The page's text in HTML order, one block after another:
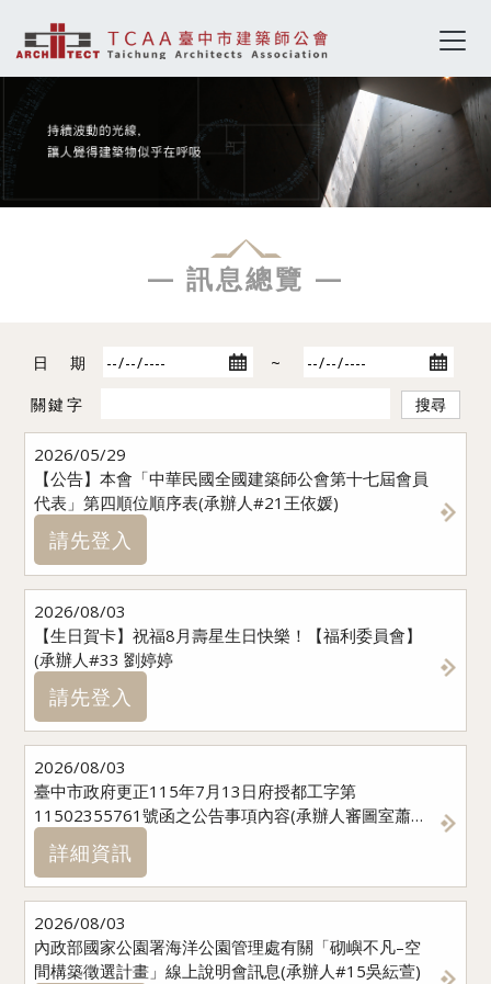
— 訊息總覽 —
日 期
~
關鍵字
搜尋
2026/05/29
【公告】本會「中華民國全國建築師公會第十七屆會員
代表」第四順位順序表(承辦人#21王依媛)
請先登入
2026/08/03
【生日賀卡】祝福8月壽星生日快樂！【福利委員會】
(承辦人#33 劉婷婷
請先登入
2026/08/03
臺中市政府更正115年7月13日府授都工字第
11502355761號函之公告事項內容(承辦人審圖室蕭邑
蓁)詳細資訊
2026/08/03
內政部國家公園署海洋公園管理處有關「砌嶼不凡–空
間構築徵選計畫」線上說明會訊息(承辦人#15吳紜萱)